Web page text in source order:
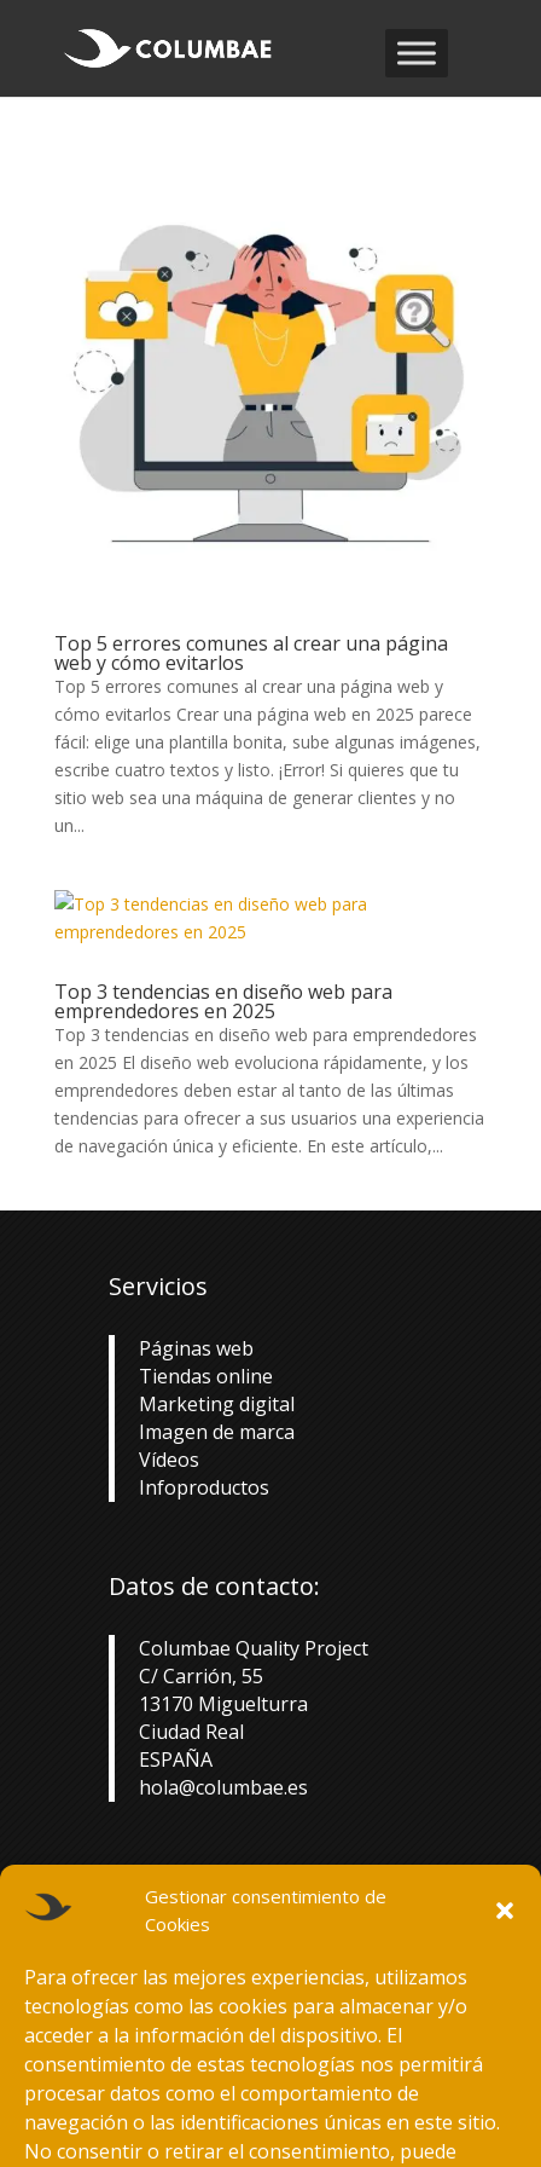
Gestionar consentimiento de
Cookies
Para ofrecer las mejores experiencias, utilizamos
tecnologías como las cookies para almacenar y/o
acceder a la información del dispositivo. El
consentimiento de estas tecnologías nos permitirá
procesar datos como el comportamiento de
navegación o las identificaciones únicas en este sitio.
No consentir o retirar el consentimiento, puede
Top 5 errores comunes al crear una página
web y cómo evitarlos
Top 5 errores comunes al crear una página web y
cómo evitarlos Crear una página web en 2025 parece
fácil: elige una plantilla bonita, sube algunas imágenes,
escribe cuatro textos y listo. ¡Error! Si quieres que tu
sitio web sea una máquina de generar clientes y no
un...
Top 3 tendencias en diseño web para
emprendedores en 2025
Top 3 tendencias en diseño web para emprendedores
en 2025 El diseño web evoluciona rápidamente, y los
emprendedores deben estar al tanto de las últimas
tendencias para ofrecer a sus usuarios una experiencia
de navegación única y eficiente. En este artículo,...
Servicios
Páginas web
Tiendas online
Marketing digital
Imagen de marca
Vídeos
Infoproductos
Datos de contacto:
Columbae Quality Project
C/ Carrión, 55
13170 Miguelturra
Ciudad Real
ESPAÑA
hola@columbae.es